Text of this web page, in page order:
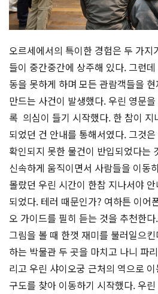
오르세에서의 특이한 경험은 두 가지
들이 중간중간에 상주해 있다. 그런
동을 못하게 하며 모든 관람객들을
만드는 사건이 발생했다. 우린 영문
록 의심이 들기 시작했다. 한 참이 지
되었던 건 안내를 통해서였다. 그것
확인되지 못한 물건이 반입되었다는
신속하게 움직이면서 사람들을 이동
몰랐던 우린 시간이 한참 지나서야
되었다. 테러 때문인가? 여하튼 이어
오 가이드를 필히 듣는 것을 추천한
그림을 볼 때 한껏 재미를 불러일으
하는 박물관 두 곳을 마치고 나니 파
리고 우린 샤이오궁 근처의 역으로
구도를 찾아 이동하기 시작했다. 우